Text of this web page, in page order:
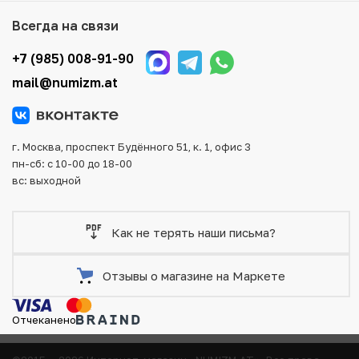
того, возможен самовывоз товара из офиса магазина.
Для вашего удобства представлены несколько способов
оплаты и доставки заказа. Все отправления надежно и
тщательно упаковываются, что исключает возможность
Всегда на связи
+7 (985) 008-91-90
mail@numizm.at
г. Москва, проспект Будённого 51, к. 1, офис 3
пн-сб: с 10-00 до 18-00
вс: выходной
Как не терять наши письма?
Отзывы о магазине на Маркете
Отчеканено